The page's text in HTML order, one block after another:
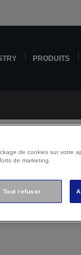
PRODUITS
Pro
de cookies sur votre
de marketing.
Tout refuser